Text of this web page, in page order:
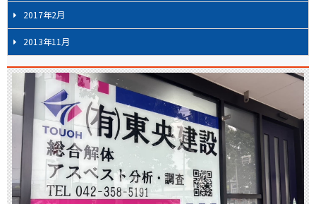
2017年2月
2013年11月